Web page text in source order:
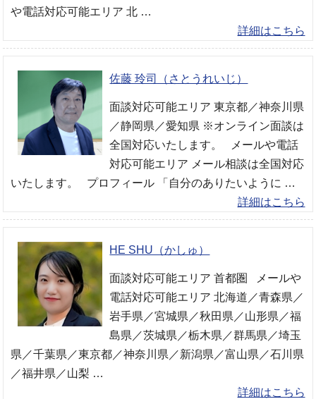
や電話対応可能エリア 北 …
詳細はこちら
佐藤 玲司（さとうれいじ）
面談対応可能エリア 東京都／神奈川県
／静岡県／愛知県 ※オンライン面談は
全国対応いたします。 メールや電話
対応可能エリア メール相談は全国対応
いたします。 プロフィール 「自分のありたいように …
詳細はこちら
HE SHU（かしゅ）
面談対応可能エリア 首都圏 メールや
電話対応可能エリア 北海道／青森県／
岩手県／宮城県／秋田県／山形県／福
島県／茨城県／栃木県／群馬県／埼玉
県／千葉県／東京都／神奈川県／新潟県／富山県／石川県
／福井県／山梨 …
詳細はこちら